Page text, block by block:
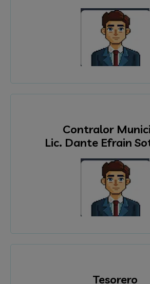
Contralor
Lic. Dante Efrain
Tesorero